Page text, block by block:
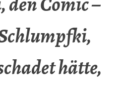
hätte,